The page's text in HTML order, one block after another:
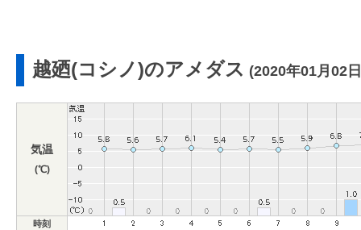
越廼(コシノ)のアメダス (2020年01月02
気温
(℃)
時刻